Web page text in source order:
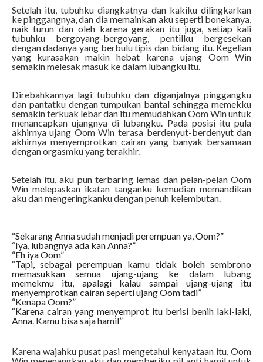
Setelah itu, tubuhku diangkatnya dan kakiku dilingkarkan
ke pinggangnya, dan dia memainkan aku seperti bonekanya,
naik turun dan oleh karena gerakan itu juga, setiap kali
tubuhku bergoyang-bergoyang, pentilku bergesekan
dengan dadanya yang berbulu tipis dan bidang itu. Kegelian
yang kurasakan makin hebat karena ujang Oom Win
semakin melesak masuk ke dalam lubangku itu.
Direbahkannya lagi tubuhku dan diganjalnya pinggangku
dan pantatku dengan tumpukan bantal sehingga memekku
semakin terkuak lebar dan itu memudahkan Oom Win untuk
menancapkan ujangnya di lubangku. Pada posisi itu pula
akhirnya ujang Oom Win terasa berdenyut-berdenyut dan
akhirnya menyemprotkan cairan yang banyak bersamaan
dengan orgasmku yang terakhir.
Setelah itu, aku pun terbaring lemas dan pelan-pelan Oom
Win melepaskan ikatan tanganku kemudian memandikan
aku dan mengeringkanku dengan penuh kelembutan.
“Sekarang Anna sudah menjadi perempuan ya, Oom?”
“Iya, lubangnya ada kan Anna?”
“Eh iya Oom”
“Tapi, sebagai perempuan kamu tidak boleh sembrono
memasukkan semua ujang-ujang ke dalam lubang
memekmu itu, apalagi kalau sampai ujang-ujang itu
menyemprotkan cairan seperti ujang Oom tadi”
“Kenapa Oom?”
“Karena cairan yang menyemprot itu berisi benih laki-laki,
Anna. Kamu bisa saja hamil”
Karena wajahku pusat pasi mengetahui kenyataan itu, Oom